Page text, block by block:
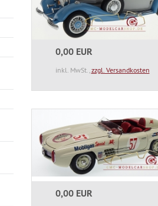
0,00 EUR
inkl. MwSt., zzgl. Versandkosten
0,00 EUR